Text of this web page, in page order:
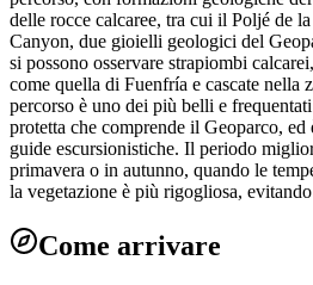
delle rocce calcaree, tra cui il Poljé de
Canyon, due gioielli geologici del
si possono osservare strapiombi
come quella di Fuenfría e cascate nella
percorso è uno dei più belli e
protetta che comprende il Geoparco,
guide escursionistiche. Il periodo
primavera o in autunno, quando le
la vegetazione è più rigogliosa,
Come arrivare